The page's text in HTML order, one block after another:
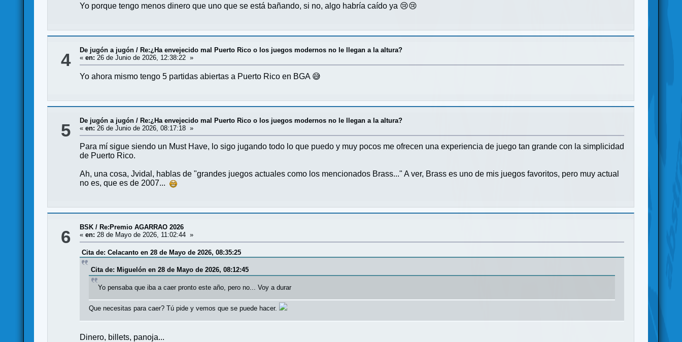
Yo porque tengo menos dinero que uno que se está bañando, si no, algo habría caído ya 😢😢
4 De jugón a jugón / Re:¿Ha envejecido mal Puerto Rico o los juegos modernos no le llegan a la altura?
«en: 26 de Junio de 2026, 12:38:22 »
Yo ahora mismo tengo 5 partidas abiertas a Puerto Rico en BGA 😅
5 De jugón a jugón / Re:¿Ha envejecido mal Puerto Rico o los juegos modernos no le llegan a la altura?
«en: 26 de Junio de 2026, 08:17:18 »
Para mí sigue siendo un Must Have, lo sigo jugando todo lo que puedo y muy pocos me ofrecen una experiencia de juego tan grande con la simplicidad
de Puerto Rico.
Ah, una cosa, Jvidal, hablas de "grandes juegos actuales como los mencionados Brass..." A ver, Brass es uno de mis juegos favoritos, pero muy actual
no es, que es de 2007...
6 BSK / Re:Premio AGARRAO 2026
«en: 28 de Mayo de 2026, 11:02:44 »
Cita de: Celacanto en 28 de Mayo de 2026, 08:35:25
Cita de: Miguelón en 28 de Mayo de 2026, 08:12:45
Yo pensaba que iba a caer pronto este año, pero no... Voy a durar
Que necesitas para caer? Tú pide y vemos que se puede hacer.
Dinero, billets, panoja...